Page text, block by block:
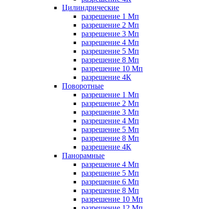
Цилиндрические
разрешение 1 Мп
разрешение 2 Мп
разрешение 3 Мп
разрешение 4 Мп
разрешение 5 Мп
разрешение 8 Мп
разрешение 10 Мп
разрешение 4К
Поворотные
разрешение 1 Мп
разрешение 2 Мп
разрешение 3 Мп
разрешение 4 Мп
разрешение 5 Мп
разрешение 8 Мп
разрешение 4К
Панорамные
разрешение 4 Мп
разрешение 5 Мп
разрешение 6 Мп
разрешение 8 Мп
разрешение 10 Мп